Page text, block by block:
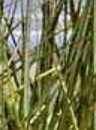
Dezember 2026
Mo Di Mi Do Fr
1 2 3 4 5
7 8 9 10 11